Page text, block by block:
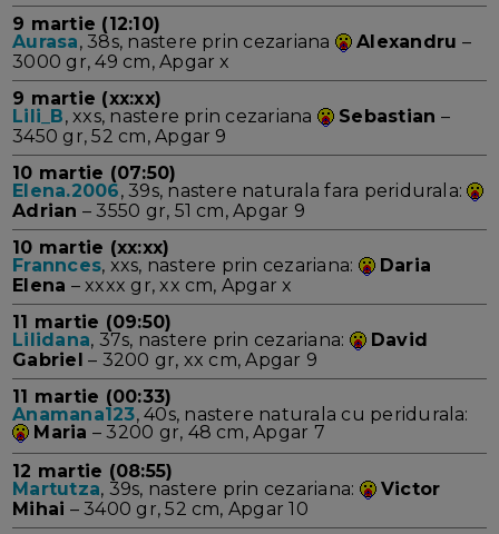
9 martie (12:10)
Aurasa, 38s, nastere prin cezariana Alexandru –
3000 gr, 49 cm, Apgar x
9 martie (xx:xx)
Lili_B, xxs, nastere prin cezariana Sebastian –
3450 gr, 52 cm, Apgar 9
10 martie (07:50)
Elena.2006, 39s, nastere naturala fara peridurala:
Adrian – 3550 gr, 51 cm, Apgar 9
10 martie (xx:xx)
Frannces, xxs, nastere prin cezariana:
Daria
Elena – xxxx gr, xx cm, Apgar x
11 martie (09:50)
Lilidana, 37s, nastere prin cezariana:
David
Gabriel – 3200 gr, xx cm, Apgar 9
11 martie (00:33)
Anamana123, 40s, nastere naturala cu peridurala:
Maria – 3200 gr, 48 cm, Apgar 7
12 martie (08:55)
Martutza, 39s, nastere prin cezariana:
Victor
Mihai – 3400 gr, 52 cm, Apgar 10